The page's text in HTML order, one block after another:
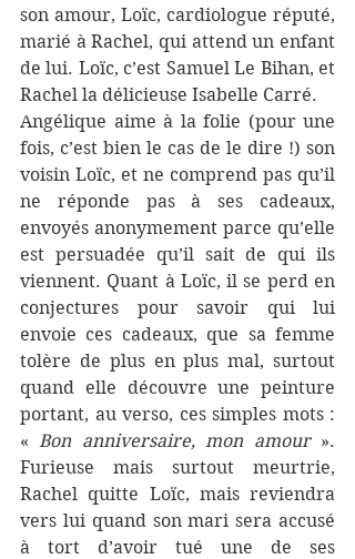
son amour, Loïc, cardiologue réputé,
marié à Rachel, qui attend un enfant
de lui. Loïc, c’est Samuel Le Bihan, et
Rachel la délicieuse Isabelle Carré.
Angélique aime à la folie (pour une
fois, c’est bien le cas de le dire !) son
voisin Loïc, et ne comprend pas qu’il
ne réponde pas à ses cadeaux,
envoyés anonymement parce qu’elle
est persuadée qu’il sait de qui ils
viennent. Quant à Loïc, il se perd en
conjectures pour savoir qui lui
envoie ces cadeaux, que sa femme
tolère de plus en plus mal, surtout
quand elle découvre une peinture
portant, au verso, ces simples mots :
« Bon anniversaire, mon amour ».
Furieuse mais surtout meurtrie,
Rachel quitte Loïc, mais reviendra
vers lui quand son mari sera accusé
à tort d’avoir tué une de ses